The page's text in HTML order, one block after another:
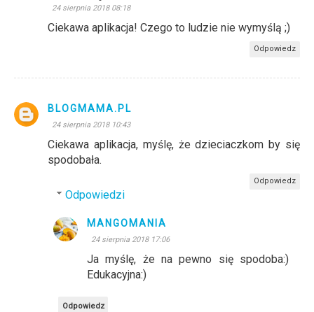
24 sierpnia 2018 08:18
Ciekawa aplikacja! Czego to ludzie nie wymyślą ;)
Odpowiedz
BLOGMAMA.PL
24 sierpnia 2018 10:43
Ciekawa aplikacja, myślę, że dzieciaczkom by się
spodobała.
Odpowiedz
Odpowiedzi
MANGOMANIA
24 sierpnia 2018 17:06
Ja myślę, że na pewno się spodoba:)
Edukacyjna:)
Odpowiedz